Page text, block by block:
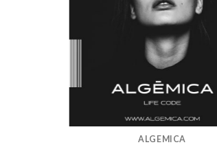
ALGEMICA